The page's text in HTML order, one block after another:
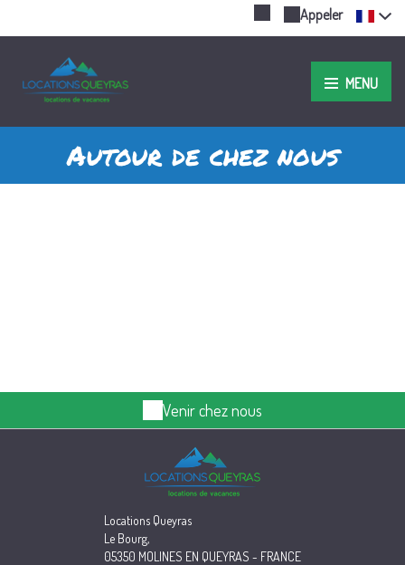
Appeler
MENU
Autour de chez nous
Venir chez nous
Locations Queyras
Le Bourg,
05350 MOLINES EN QUEYRAS - FRANCE